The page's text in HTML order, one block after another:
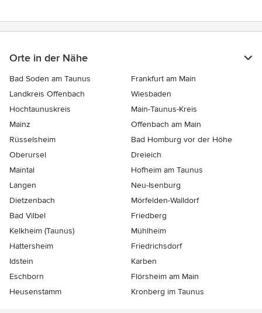
Orte in der Nähe
Bad Soden am Taunus
Frankfurt am Main
Landkreis Offenbach
Wiesbaden
Hochtaunuskreis
Main-Taunus-Kreis
Mainz
Offenbach am Main
Rüsselsheim
Bad Homburg vor der Höhe
Oberursel
Dreieich
Maintal
Hofheim am Taunus
Langen
Neu-Isenburg
Dietzenbach
Mörfelden-Walldorf
Bad Vilbel
Friedberg
Kelkheim (Taunus)
Mühlheim
Hattersheim
Friedrichsdorf
Idstein
Karben
Eschborn
Flörsheim am Main
Heusenstamm
Kronberg im Taunus